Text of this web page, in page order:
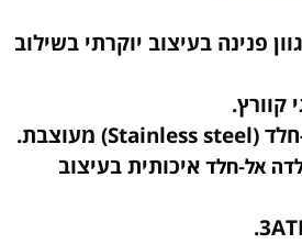
פנינה בעיצוב יוקרתי בשילוב
קוורץ.
(Stainless steel)
מעוצבת.
אל-חלד איכותיתבעיצוב